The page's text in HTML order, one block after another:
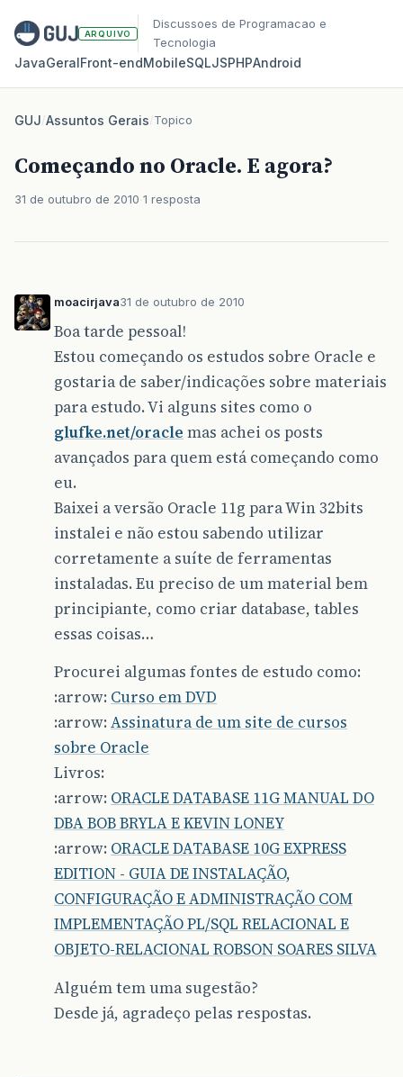
ARQUIVO
Discussoes de Programacao e
Tecnologia
JavaGeralFront‑endMobileSQLJSPHPAndroid
GUJ/Assuntos Gerais/Topico
Começando no Oracle. E agora?
31 de outubro de 2010 1 resposta
moacirjava31 de outubro de 2010
Boa tarde pessoal!
Estou começando os estudos sobre Oracle e
gostaria de saber/indicações sobre materiais
para estudo. Vi alguns sites como o
glufke.net/oracle mas achei os posts
avançados para quem está começando como
eu.
Baixei a versão Oracle 11g para Win 32bits
instalei e não estou sabendo utilizar
corretamente a suíte de ferramentas
instaladas. Eu preciso de um material bem
principiante, como criar database, tables
essas coisas…
Procurei algumas fontes de estudo como:
:arrow: Curso em DVD
:arrow: Assinatura de um site de cursos
sobre Oracle
Livros:
:arrow: ORACLE DATABASE 11G MANUAL DO
DBA BOB BRYLA E KEVIN LONEY
:arrow: ORACLE DATABASE 10G EXPRESS
EDITION - GUIA DE INSTALAÇÃO,
CONFIGURAÇÃO E ADMINISTRAÇÃO COM
IMPLEMENTAÇÃO PL/SQL RELACIONAL E
OBJETO-RELACIONAL ROBSON SOARES SILVA
Alguém tem uma sugestão?
Desde já, agradeço pelas respostas.